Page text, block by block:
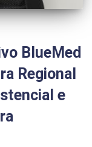
BlueMed
Regional
e